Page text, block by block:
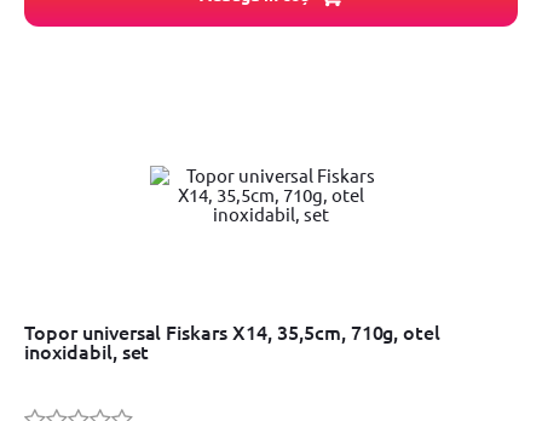
Topor universal Fiskars X14, 35,5cm, 710g, otel
inoxidabil, set